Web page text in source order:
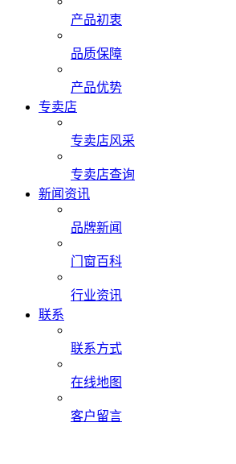
产品初衷
品质保障
产品优势
专卖店
专卖店风采
专卖店查询
新闻资讯
品牌新闻
门窗百科
行业资讯
联系
联系方式
在线地图
客户留言